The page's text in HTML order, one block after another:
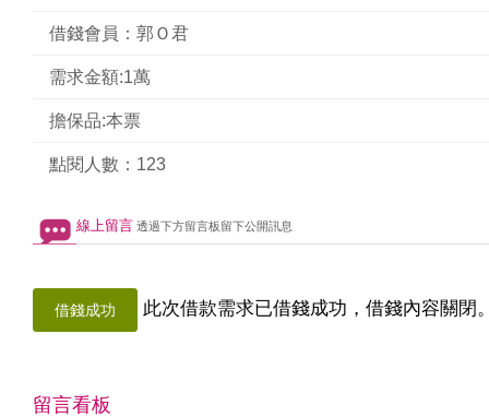
借錢會員：郭Ｏ君
需求金額:1萬
擔保品:本票
點閱人數：123
線上留言 透過下方留言板留下公開訊息
借錢成功 此次借款需求已借錢成功，借錢內容關閉
留言看板